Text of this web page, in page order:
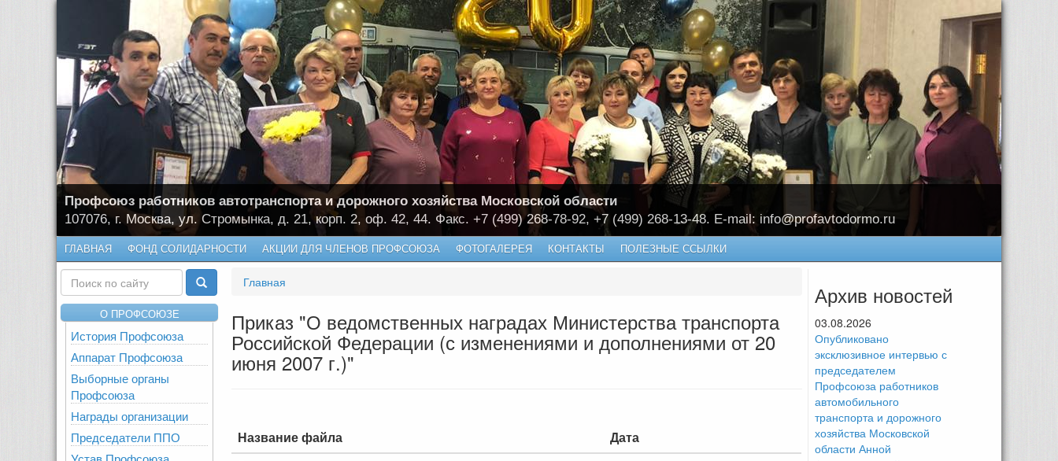
Профсоюз работников автотранспорта и дорожного хозяйства Московской области
107076, г. Москва, ул. Стромынка, д. 21, корп. 2, оф. 42, 44. Факс. +7 (499) 268-78-92, +7 (499) 268-13-48. E-mail: info@profavtodormo.ru
ГЛАВНАЯ ФОНД СОЛИДАРНОСТИ АКЦИИ ДЛЯ ЧЛЕНОВ ПРОФСОЮЗА ФОТОГАЛЕРЕЯ КОНТАКТЫ ПОЛЕЗНЫЕ ССЫЛКИ
О ПРОФСОЮЗЕ
История Профсоюза
Аппарат Профсоюза
Выборные органы
Профсоюза
Награды организации
Председатели ППО
Главная
Приказ "О ведомственных наградах Министерства транспорта
Российской Федерации (с изменениями и дополнениями от 20
июня 2007 г.)"
Название файла
Дата
Архив новостей
03.08.2026
Опубликовано
эксклюзивное интервью с
председателем
Профсоюза работников
автомобильного
транспорта и дорожного
хозяйства Московской
области Анной